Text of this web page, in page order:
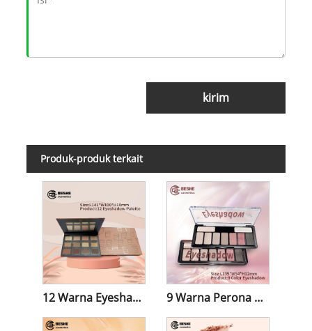
kirim
Produk-produk terkait
12 Warna Eyeshadow & Kontur 9 Warna Perona Mata